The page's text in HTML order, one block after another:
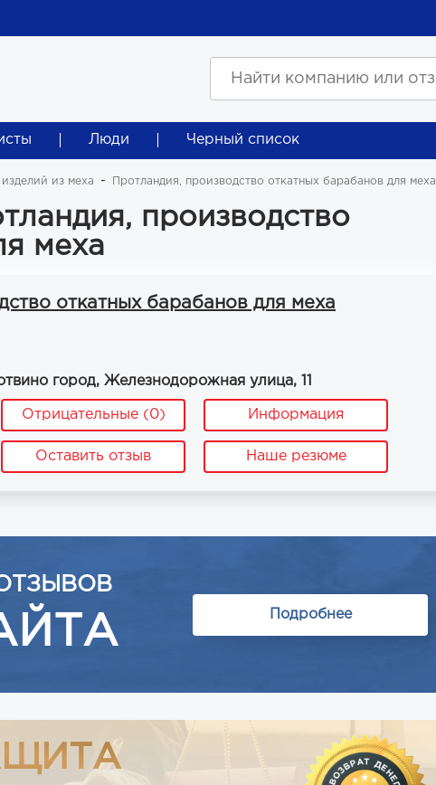
Люди Черный список
из меха Протландия, производство откатных барабанов для меха
производство
меха
откатных барабанов для меха
город, Железнодорожная улица, 11
Отрицательные (0) Информация
Оставить отзыв Наше резюме
Подробнее